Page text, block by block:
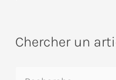
Chercher un